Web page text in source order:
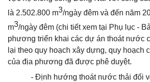
là 2.502.800 m3/ngày đêm và đến năm
m3/ngày đêm (chi tiết xem tại Phụ lục -
phương triển khai các dự án thoátnước
lại theo quy hoạch xây dựng, quy hoạch
của địa phương đã được phê duyệt.
- Định hướng thoátnước thải đối